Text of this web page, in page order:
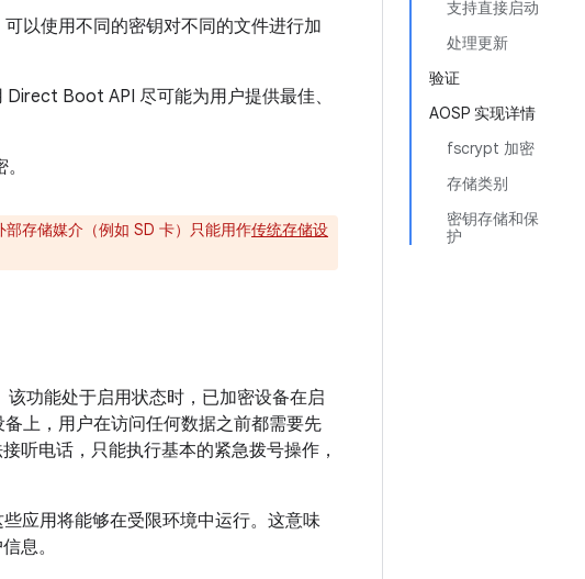
支持直接启动
处理更新
验证
AOSP 实现详情
fscrypt 加密
存储类别
密钥存储和保
护
以使用不同的密钥对不同的文件进行加
Boot API 尽可能为用户提供最佳、
部存储媒介（例如 SD 卡）只能用作传统存储设
该功能处于启用状态时，已加密设备在启
备上，用户在访问任何数据之前都需要先
听电话，只能执行基本的紧急拨号操作，
应用将能够在受限环境中运行。这意味
息。